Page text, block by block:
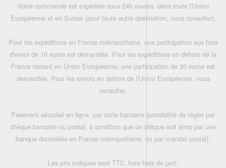
Votre commande est expédiée sous 24h ouvrés, dans toute l'Union
Européenne et en Suisse (pour toute autre destination, nous consulter),
Pour les expéditions en France métropolitaine, une participation aux frais
d'envoi de 10 euros est demandée. Pour les expéditions en dehors de la
France restant en Union Européenne, une participation de 20 euros est
demandée. Pour les envois en dehors de l'Union Européenne, nous
consulter.
Paiement sécurisé en ligne, par carte bancaire (possibilité de régler par
chèque bancaire ou postal, à condition que ce chèque soit émis par une
banque domiciliée en France métropolitaine, ou par mandat postal),
Les prix indiqués sont TTC, hors frais de port,